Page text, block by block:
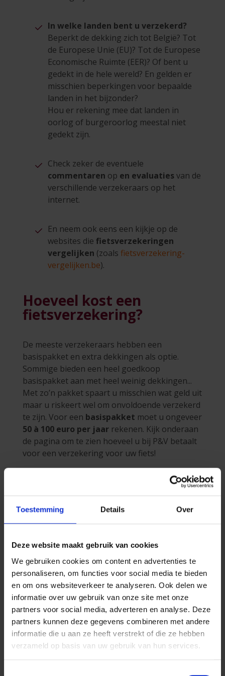
Toestemming Details Over
Deze website maakt gebruik van cookies
We gebruiken cookies om content en advertenties te
personaliseren, om functies voor social media te bieden
en om ons websiteverkeer te analyseren. Ook delen we
informatie over uw gebruik van onze site met onze
partners voor social media, adverteren en analyse. Deze
partners kunnen deze gegevens combineren met andere
informatie die u aan ze heeft verstrekt of die ze hebben
verzameld op basis van uw gebruik van hun services.
In welke landen bent u verzekerd?
Beperkt de dekking zich tot België? Tot
de Europese Unie (EU)? Tot de Europese
Economische Ruimte (EER)? Of bent u
gedekt in de hele wereld? En gelden er
misschien beperkingen voor bepaalde
landen in het bijzonder?
Hou er rekening mee dat landen in
oorlog of burgeroorlog meestal niet
gedekt zijn.
Check zeker de eventuele
commentaren op en evaluaties van de
verschillende verzekeraars op het
internet.
En neem ook eens een kijkje op de
websites die fietsverzekeringen
vergelijken (zoals fietsverzekering-
vergelijken.be).
Hoeveel kost een
fietsverzekering?
De meeste verzekeraars hebben een
basispakket en extra dekkingen als optie.
Sommige bieden een heel goedkoop
basispakket aan met heel weinig dekkingen...
Met zo’n pakket spaart u misschien wat geld uit
maar u riskeert wel om onvoldoende verzekerd
te zijn. Voor een basispakket moet u ongeveer
50 à 100 euro per jaar rekenen. Kijk onderaan
de pagina om te zien hoeveel u bij P&V betaalt
voor een verzekering voor uw fiets!
fietsverzekering?
De beste fietsverzekering is deze die de risico’s
van de frequentie waarmee u uw fiets gebruikt
(dagelijks/occasioneel) en van de plaatsen waar
u fietst (aparte fietspaden, gevaarlijk kruispunt,
wegen in slechte staat…).
Opgelet voor de beperkingen!
Voor elke verzekering en waarborg gelden er
limieten, verplichtingen en beperkingen. Deze
staan duidelijk vermeld in uw contract. Enkele
voorbeelden: